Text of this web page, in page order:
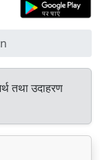
तथा उदाहरण